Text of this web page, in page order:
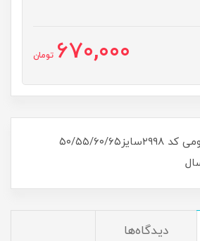
670,000 تومان
کراپ و شلواربگ کرومی کد ۲۹۹۸سایز۵۰/۵۵/۶۰/۶۵
دیدگاه‌ها